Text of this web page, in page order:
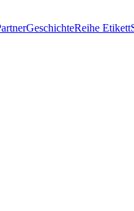
GeschichteReihe Etikett